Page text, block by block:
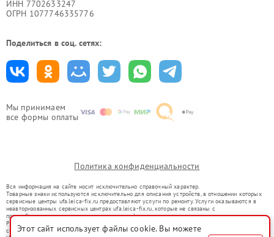
Мы принимаем
все формы оплаты
ИНН 7702633247
ОГРН 1077746335776
Поделиться в соц. сетях:
Политика конфиденциальности
Вся информация на сайте носит исключительно справочный характер.
Товарные знаки используются исключительно для описания устройств, в отношении которых
сервисные центры ufa.leica-fix.ru предоставляют услуги по ремонту. Услуги оказываются в
неавторизованных сервисных центрах ufa.leica-fix.ru, которые не связаны с
правообладателями товарных знаков или их официальными представителями.
Ремонт осуществляется для устройств, уже введенных в гражданский оборот в соответствии
со статьей 1487 ГК РФ.
Этот сайт использует файлы cookie. Вы можете